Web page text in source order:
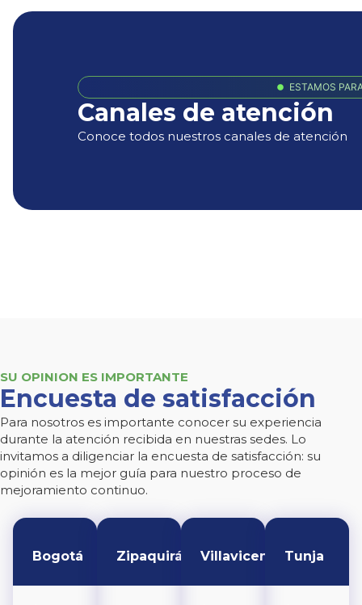
ESTAMOS
Canales de atención
Conoce todos nuestros canales de atención
SU OPINION ES IMPORTANTE
Encuesta de satisfacción
Para nosotros es importante conocer su experiencia
durante la atención recibida en nuestras sedes. Lo
invitamos a diligenciar la encuesta de satisfacción: su
opinión es la mejor guía para nuestro proceso de
mejoramiento continuo.
Bogotá Zipaquirá VillavicencioTunja